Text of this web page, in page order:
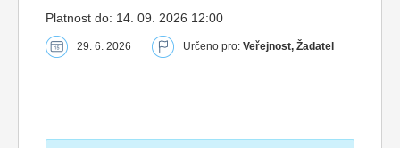
Platnost do: 14. 09. 2026 12:00
29. 6. 2026 Určeno pro: Veřejnost, Žadatel